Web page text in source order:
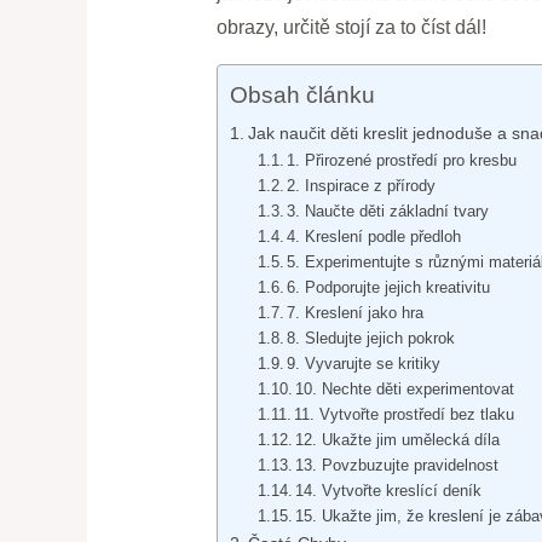
obrazy, určitě stojí za to číst dál!
Obsah článku
Jak naučit děti kreslit jednoduše a
1. Přirozené prostředí pro kresbu
2. Inspirace z přírody
3. Naučte děti základní tvary
4. Kreslení podle předloh
5. Experimentujte s různými
6. Podporujte jejich kreativitu
7. Kreslení jako hra
8. Sledujte jejich pokrok
9. Vyvarujte se kritiky
10. Nechte děti experimentovat
11. Vytvořte prostředí bez tlaku
12. Ukažte jim umělecká díla
13. Povzbuzujte pravidelnost
14. Vytvořte kreslící deník
15. Ukažte jim, že kreslení je